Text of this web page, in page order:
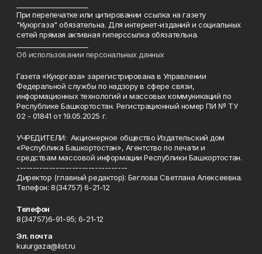
При перепечатке или цитировании ссылка на газету
"Куюргаза" обязательна. Для интернет-изданий и социальных
сетей прямая активная гиперссылка обязательна.
Об использовании персональных данных
Газета «Куюргаза» зарегистрирована в Управлении
Федеральной службы по надзору в сфере связи,
информационных технологий и массовых коммуникаций по
Республике Башкортостан. Регистрационный номер ПИ № ТУ
02 - 01841 от 19.05.2025 г.
УЧРЕДИТЕЛИ: Акционерное общество Издательский дом
«Республика Башкортостан», Агентство по печати и
средствам массовой информации Республики Башкортостан.
----------------------------------
Директор (главный редактор): Беглова Светлана Алексеевна.
Телефон: 8(34757) 6-21-12
Телефон
8(34757)6-91-95; 6-21-12
Эл. почта
kuiurgaza@list.ru